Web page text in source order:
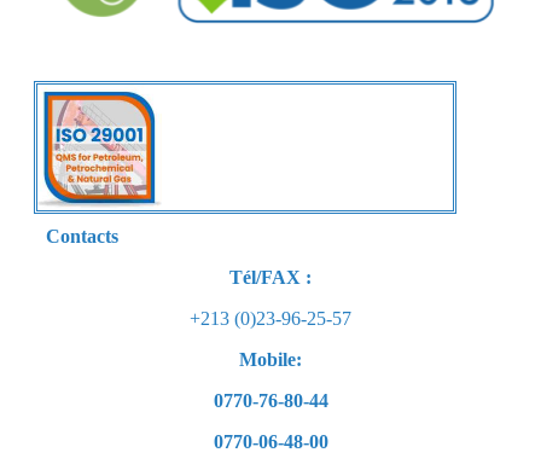
Contacts
Tél/FAX :
+213 (0)23-96-25-57
Mobile:
0770-76-80-44
0770-06-48-00